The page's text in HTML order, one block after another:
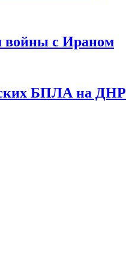
войны с Ираном
БПЛА на ДНР